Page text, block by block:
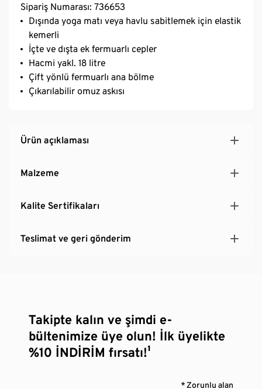
Sipariş Numarası: 736653
Dışında yoga matı veya havlu sabitlemek için elastik
kemerli
İçte ve dışta ek fermuarlı cepler
Hacmi yakl. 18 litre
Çift yönlü fermuarlı ana bölme
Çıkarılabilir omuz askısı
Ürün açıklaması
Malzeme
Kalite Sertifikaları
Teslimat ve geri gönderim
Takipte kalın ve şimdi e-
bültenimize üye olun! İlk üyelikte
%10 İNDİRİM fırsatı!¹
* Zorunlu alan